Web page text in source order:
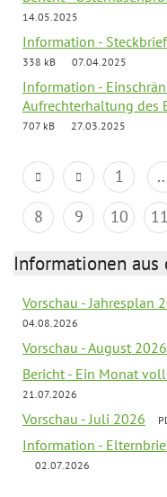
14.05.2025
Information -
338 kB
07.04.2025
Information -
Aufrechterhaltung des
707 kB
27.03.2025
1
8
9 10 11
Informationen
Vorschau - Jahresplan
04.08.2026
Vorschau - August 2026
Bericht - Ein Monat
21.07.2026
Vorschau - Juli 2026
Information -
02.07.2026